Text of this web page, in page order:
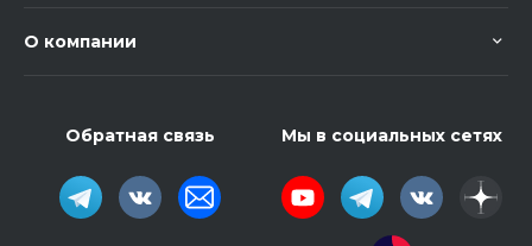
О компании
Обратная связь Мы в социальных сетях